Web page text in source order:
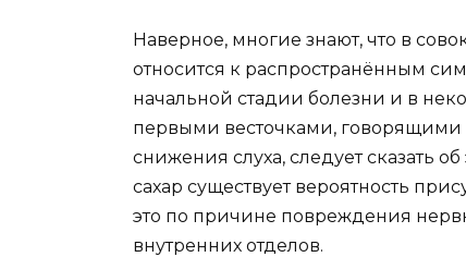
Наверное, многие знают, что в
относится к распространённым
начальной стадии болезни и в
первыми весточками, говорящими
снижения слуха, следует сказать
сахар существует вероятность
это по причине повреждения
внутренних отделов.